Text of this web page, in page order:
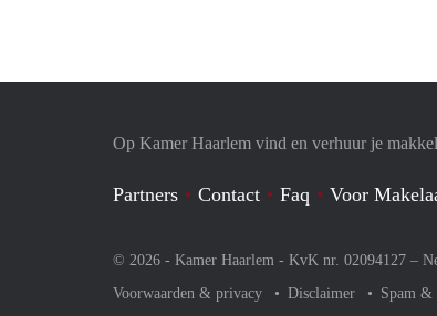
Op Kamer Haarlem vind en verhuur je
Partners Contact Faq Voor
© 2026 - Kamer Haarlem - KvK nr. 02094127 –
Voorwaarden & privacy
Disclaimer Spam &